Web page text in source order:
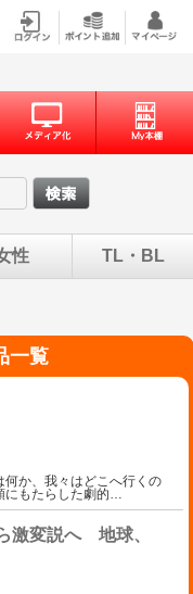
性 TL・BL
一覧
か、我々はどこへ行くの
もたらした劇的…
激変説へ 地球、